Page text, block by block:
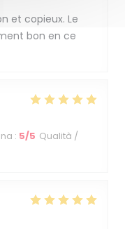
et copieux. Le
bon en ce
: 5/5 Qualità /